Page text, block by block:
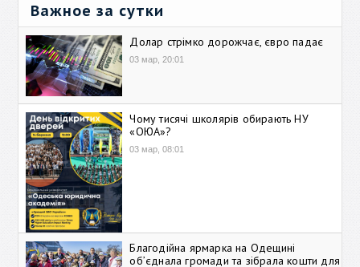
Важное за сутки
Долар стрімко дорожчає, євро падає
03 мар, 20:01
Чому тисячі школярів обирають НУ
«ОЮА»?
03 мар, 08:01
Благодійна ярмарка на Одещині
об’єднала громади та зібрала кошти для